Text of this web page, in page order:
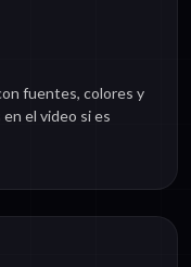
fuentes, colores y
el video si es